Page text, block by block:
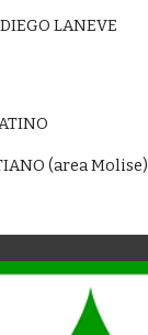
LANEVE
(area Molise)